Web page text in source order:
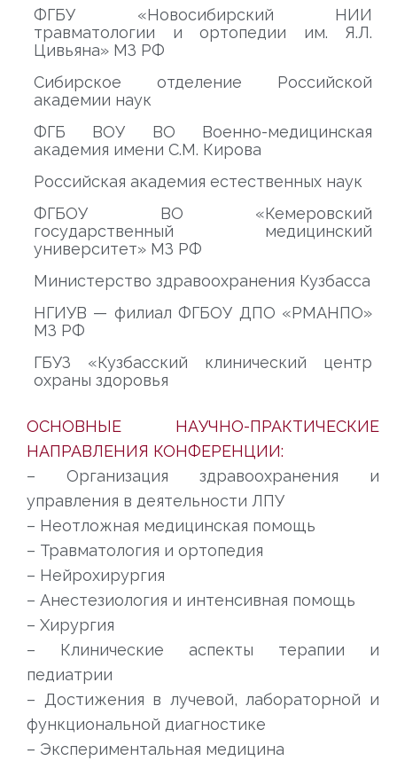
ФГБУ «Новосибирский НИИ
травматологии и ортопедии им. Я.Л.
Цивьяна» МЗ РФ
Сибирское отделение Российской
академии наук
ФГБ ВОУ ВО Военно-медицинская
академия имени С.М. Кирова
Российская академия естественных наук
ФГБОУ ВО «Кемеровский
государственный медицинский
университет» МЗ РФ
Министерство здравоохранения Кузбасса
НГИУВ — филиал ФГБОУ ДПО «РМАНПО»
МЗ РФ
ГБУЗ «Кузбасский клинический центр
охраны здоровья
ОСНОВНЫЕ НАУЧНО-ПРАКТИЧЕСКИЕ
НАПРАВЛЕНИЯ КОНФЕРЕНЦИИ:
– Организация здравоохранения и
управления в деятельности ЛПУ
– Неотложная медицинская помощь
– Травматология и ортопедия
– Нейрохирургия
– Анестезиология и интенсивная помощь
– Хирургия
– Клинические аспекты терапии и
педиатрии
– Достижения в лучевой, лабораторной и
функциональной диагностике
– Экспериментальная медицина